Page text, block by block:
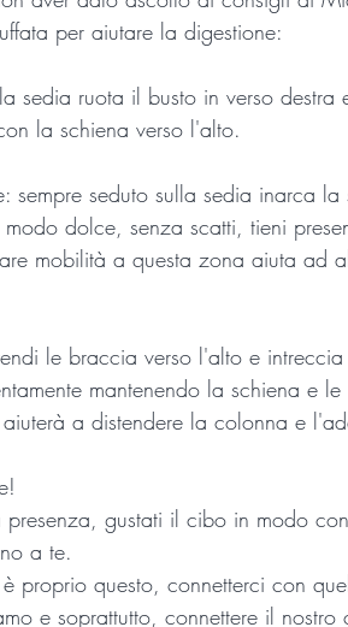
per aiutare la digestione:
sedia ruota il busto in verso
la schiena verso l'alto.
sempre seduto sulla sedia inarca
dolce, senza scatti, tieni
mobilità a questa zona aiuta ad
le braccia verso l'alto e
mantenendo la schiena e
a distendere la colonna e
presenza, gustati il cibo in modo
a te.
è proprio questo, connetterci con
e soprattutto, connettere il